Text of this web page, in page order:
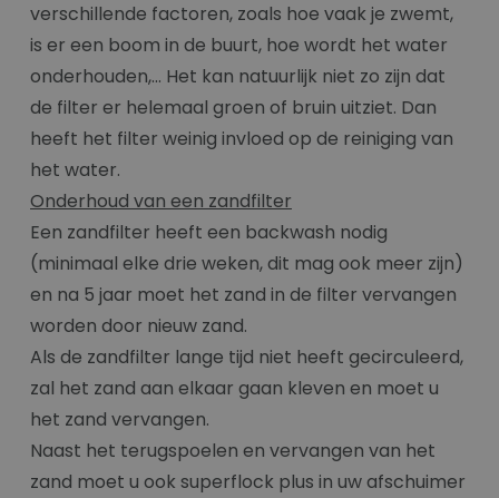
verschillende factoren, zoals hoe vaak je zwemt,
is er een boom in de buurt, hoe wordt het water
onderhouden,... Het kan natuurlijk niet zo zijn dat
de filter er helemaal groen of bruin uitziet. Dan
heeft het filter weinig invloed op de reiniging van
het water.
Onderhoud van een zandfilter
Een zandfilter heeft een backwash nodig
(minimaal elke drie weken, dit mag ook meer zijn)
en na 5 jaar moet het zand in de filter vervangen
worden door nieuw zand.
Als de zandfilter lange tijd niet heeft gecirculeerd,
zal het zand aan elkaar gaan kleven en moet u
het zand vervangen.
Naast het terugspoelen en vervangen van het
zand moet u ook superflock plus in uw afschuimer